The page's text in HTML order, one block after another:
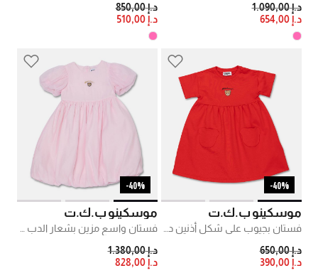
PRICE REDUCED FROM
د.إ 1.090,00
TO
د.إ 654,00
PRICE REDUCED FROM
د.إ 850,00
TO
د.إ 510,00
40%-
موسكينو ب.ك.ت
PRICE REDUCED FROM
د.إ 650,00
TO
د.إ 390,00
40%-
موسكينو ب.ك.ت
PRICE REDUCED FROM
د.إ 1.380,00
TO
د.إ 828,00